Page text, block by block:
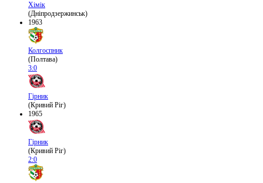
Хімік
(Дніпродзержинськ)
1963
Колгоспник
(Полтава)
3:0
Гірник
(Кривий Ріг)
1965
Гірник
(Кривий Ріг)
2:0